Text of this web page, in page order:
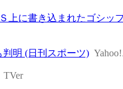
上に書き込まれたゴシッ
明 (日刊スポーツ)
TVer